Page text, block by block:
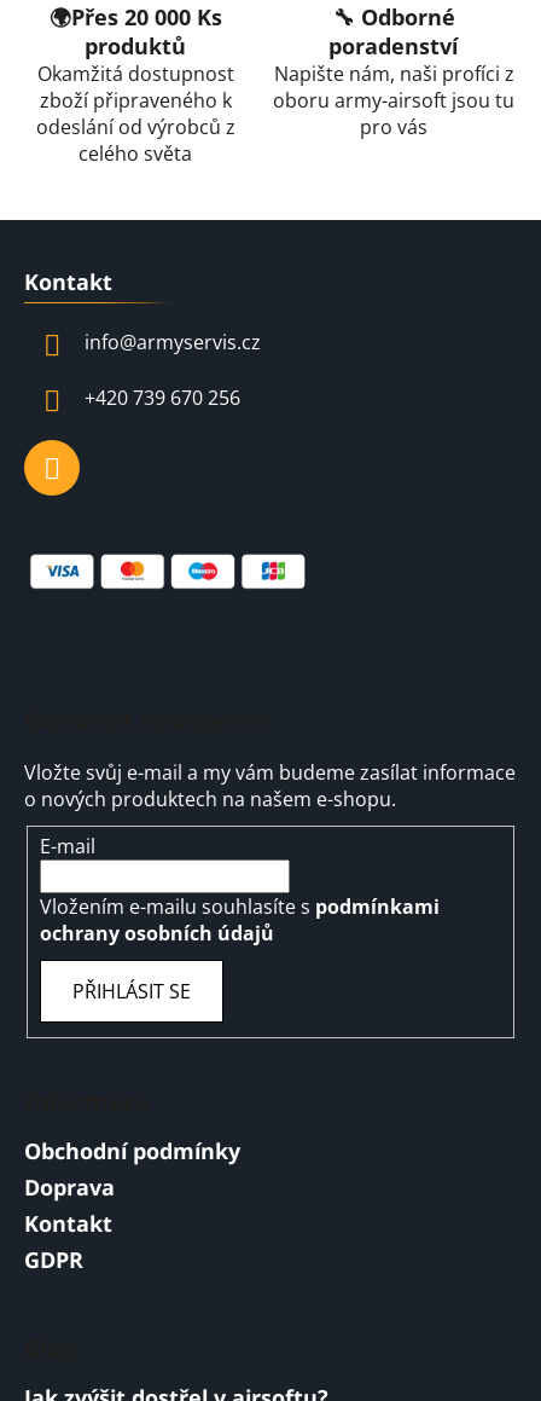
y
v
ý
u
🌍Přes 20 000 Ks
produktů
Okamžitá dostupnost
zboží připraveného k
odeslání od výrobců z
celého světa
🔧 Odborné
poradenství
Napište nám, naši profíci z
oboru army-airsoft jsou tu
pro vás
Z
Kontakt
info@armyservis.cz
+420 739 670 256
Vložte svůj e-mail a my vám budeme zasílat informace
o nových produktech na našem e-shopu.
E-mail
Vložením e-mailu souhlasíte s podmínkami
ochrany osobních údajů
PŘIHLÁSIT SE
Obchodní podmínky
Doprava
Kontakt
GDPR